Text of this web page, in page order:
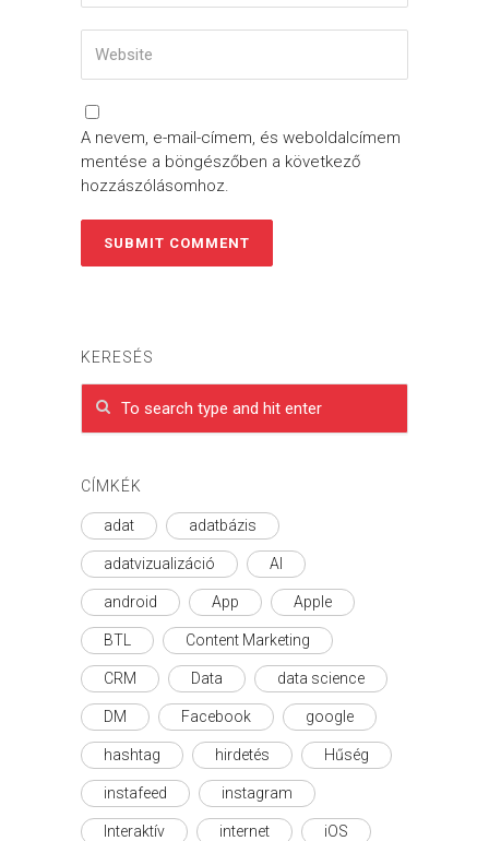
A nevem, e-mail-címem, és weboldalcímem
mentése a böngészőben a következő
hozzászólásomhoz.
KERESÉS
CÍMKÉK
adat adatbázis
adatvizualizáció AI
android App Apple
BTL Content Marketing
CRM Data data science
DM Facebook google
hashtag hirdetés Hűség
instafeed instagram
Interaktív internet iOS